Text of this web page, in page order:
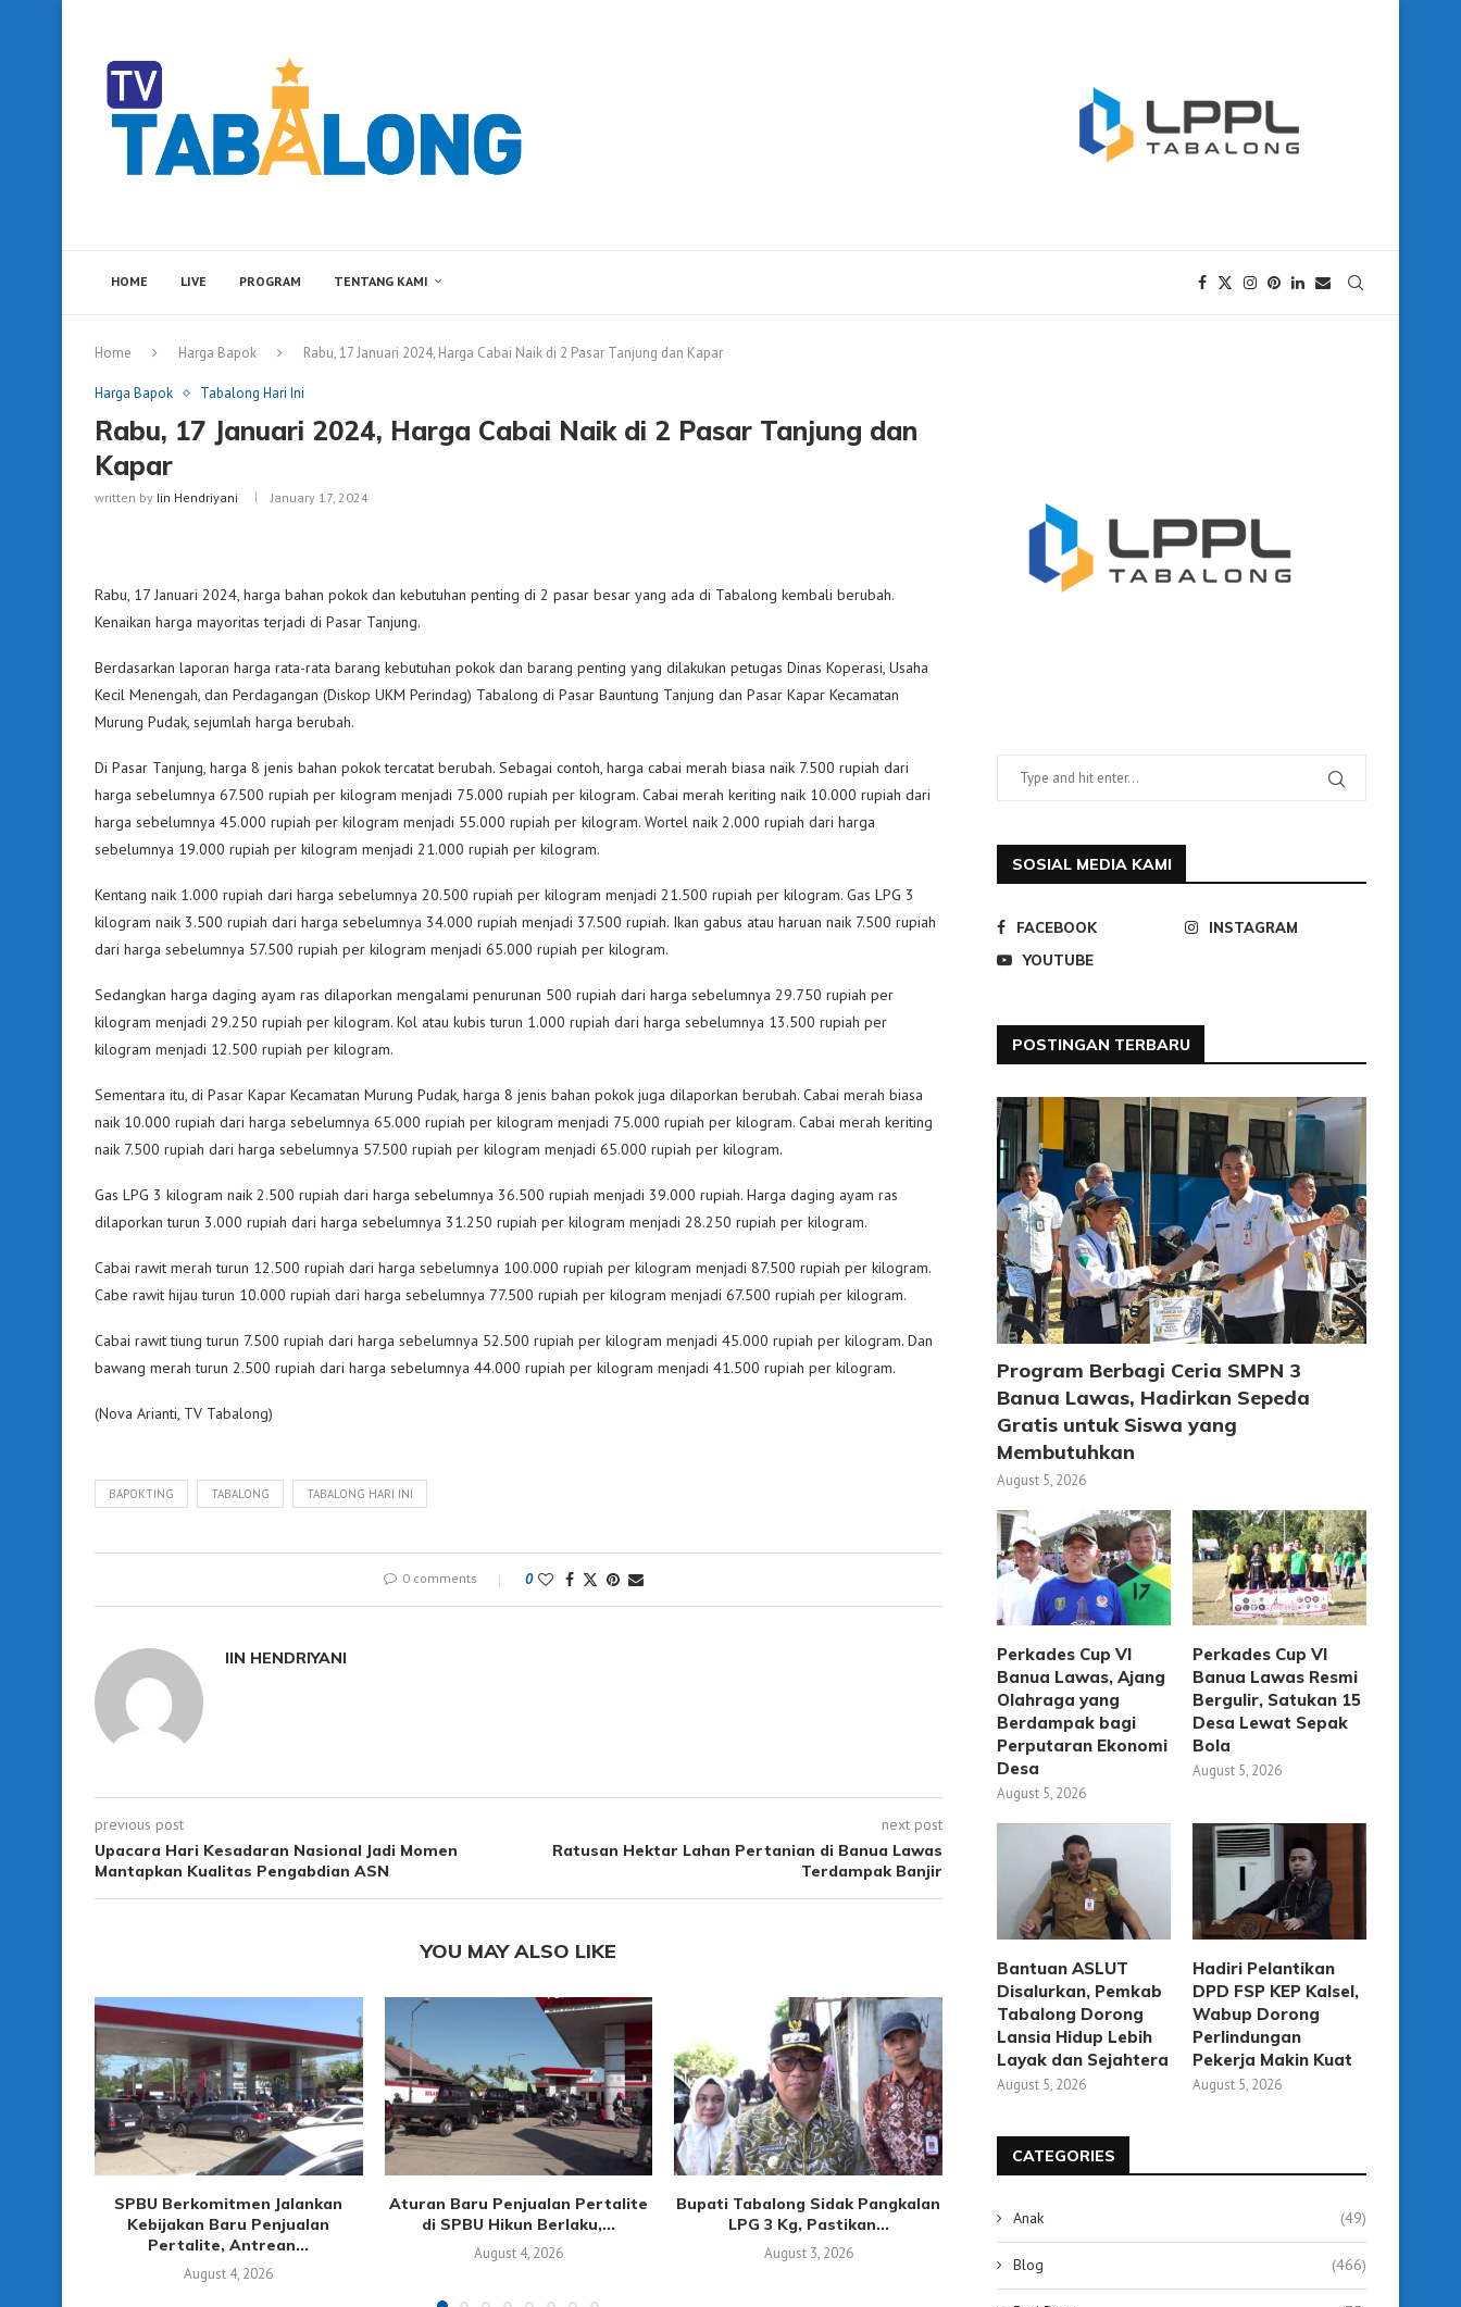
HOME LIVE PROGRAM TENTANG KAMI
Home Harga Bapok Rabu, 17 Januari 2024, Harga Cabai Naik di 2 Pasar Tanjung dan Kapar
Harga Bapok Tabalong Hari Ini
Rabu, 17 Januari 2024, Harga Cabai Naik di 2 Pasar Tanjung dan
Kapar
written by Iin Hendriyani January 17, 2024
Rabu, 17 Januari 2024, harga bahan pokok dan kebutuhan penting di 2 pasar besar yang ada di Tabalong kembali berubah.
Kenaikan harga mayoritas terjadi di Pasar Tanjung.
Berdasarkan laporan harga rata-rata barang kebutuhan pokok dan barang penting yang dilakukan petugas Dinas Koperasi, Usaha
Kecil Menengah, dan Perdagangan (Diskop UKM Perindag) Tabalong di Pasar Bauntung Tanjung dan Pasar Kapar Kecamatan
Murung Pudak, sejumlah harga berubah.
Di Pasar Tanjung, harga 8 jenis bahan pokok tercatat berubah. Sebagai contoh, harga cabai merah biasa naik 7.500 rupiah dari
harga sebelumnya 67.500 rupiah per kilogram menjadi 75.000 rupiah per kilogram. Cabai merah keriting naik 10.000 rupiah dari
harga sebelumnya 45.000 rupiah per kilogram menjadi 55.000 rupiah per kilogram. Wortel naik 2.000 rupiah dari harga
sebelumnya 19.000 rupiah per kilogram menjadi 21.000 rupiah per kilogram.
Kentang naik 1.000 rupiah dari harga sebelumnya 20.500 rupiah per kilogram menjadi 21.500 rupiah per kilogram. Gas LPG 3
kilogram naik 3.500 rupiah dari harga sebelumnya 34.000 rupiah menjadi 37.500 rupiah. Ikan gabus atau haruan naik 7.500 rupiah
dari harga sebelumnya 57.500 rupiah per kilogram menjadi 65.000 rupiah per kilogram.
Sedangkan harga daging ayam ras dilaporkan mengalami penurunan 500 rupiah dari harga sebelumnya 29.750 rupiah per
kilogram menjadi 29.250 rupiah per kilogram. Kol atau kubis turun 1.000 rupiah dari harga sebelumnya 13.500 rupiah per
kilogram menjadi 12.500 rupiah per kilogram.
Sementara itu, di Pasar Kapar Kecamatan Murung Pudak, harga 8 jenis bahan pokok juga dilaporkan berubah. Cabai merah biasa
naik 10.000 rupiah dari harga sebelumnya 65.000 rupiah per kilogram menjadi 75.000 rupiah per kilogram. Cabai merah keriting
naik 7.500 rupiah dari harga sebelumnya 57.500 rupiah per kilogram menjadi 65.000 rupiah per kilogram.
Gas LPG 3 kilogram naik 2.500 rupiah dari harga sebelumnya 36.500 rupiah menjadi 39.000 rupiah. Harga daging ayam ras
dilaporkan turun 3.000 rupiah dari harga sebelumnya 31.250 rupiah per kilogram menjadi 28.250 rupiah per kilogram.
Cabai rawit merah turun 12.500 rupiah dari harga sebelumnya 100.000 rupiah per kilogram menjadi 87.500 rupiah per kilogram.
Cabe rawit hijau turun 10.000 rupiah dari harga sebelumnya 77.500 rupiah per kilogram menjadi 67.500 rupiah per kilogram.
Cabai rawit tiung turun 7.500 rupiah dari harga sebelumnya 52.500 rupiah per kilogram menjadi 45.000 rupiah per kilogram. Dan
bawang merah turun 2.500 rupiah dari harga sebelumnya 44.000 rupiah per kilogram menjadi 41.500 rupiah per kilogram.
(Nova Arianti, TV Tabalong)
BAPOKTING TABALONG TABALONG HARI INI
0 comments 0
IIN HENDRIYANI
previous post
Upacara Hari Kesadaran Nasional Jadi Momen
Mantapkan Kualitas Pengabdian ASN
next post
Ratusan Hektar Lahan Pertanian di Banua Lawas
Terdampak Banjir
YOU MAY ALSO LIKE
SPBU Berkomitmen Jalankan
Kebijakan Baru Penjualan
Pertalite, Antrean...
August 4, 2026
Aturan Baru Penjualan Pertalite
di SPBU Hikun Berlaku,...
August 4, 2026
Bupati Tabalong Sidak Pangkalan
LPG 3 Kg, Pastikan...
August 3, 2026
Penjualan & Servis Genset
Meningkat
Teladan, Dilarang
SOSIAL MEDIA KAMI
FACEBOOK
INSTAGRAM
YOUTUBE
POSTINGAN TERBARU
Program Berbagi Ceria SMPN 3
Banua Lawas, Hadirkan Sepeda
Gratis untuk Siswa yang
Membutuhkan
August 5, 2026
Perkades Cup VI
Banua Lawas, Ajang
Olahraga yang
Berdampak bagi
Perputaran Ekonomi
Desa
August 5, 2026
Perkades Cup VI
Banua Lawas Resmi
Bergulir, Satukan 15
Desa Lewat Sepak
Bola
August 5, 2026
Bantuan ASLUT
Disalurkan, Pemkab
Tabalong Dorong
Lansia Hidup Lebih
Layak dan Sejahtera
August 5, 2026
Hadiri Pelantikan
DPD FSP KEP Kalsel,
Wabup Dorong
Perlindungan
Pekerja Makin Kuat
August 5, 2026
CATEGORIES
Anak (49)
Blog (466)